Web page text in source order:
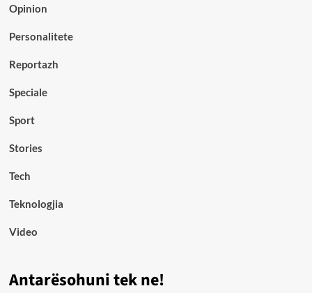
Opinion
Personalitete
Reportazh
Speciale
Sport
Stories
Tech
Teknologjia
Video
Antarësohuni tek ne!